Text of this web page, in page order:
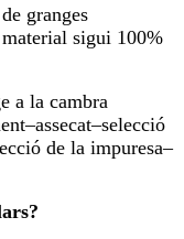
granges
sigui 100%
a la cambra
de la impuresa–